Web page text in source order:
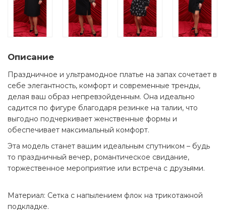
Описание
Праздничное и ультрамодное платье на запах сочетает в
себе элегантность, комфорт и современные тренды,
делая ваш образ непревзойденным. Она идеально
садится по фигуре благодаря резинке на талии, что
выгодно подчеркивает женственные формы и
обеспечивает максимальный комфорт.
Эта модель станет вашим идеальным спутником – будь
то праздничный вечер, романтическое свидание,
торжественное мероприятие или встреча с друзьями.
Материал: Сетка с напылением флок на трикотажной
подкладке.